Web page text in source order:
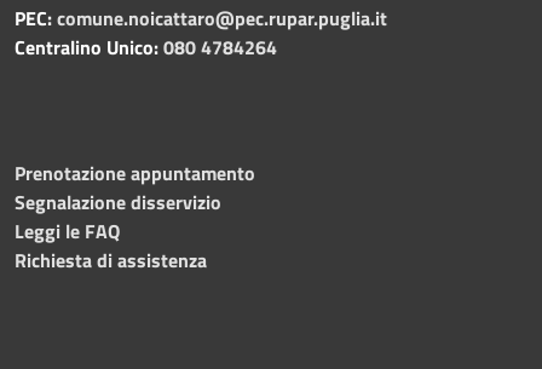
PEC:comune.noicattaro@pec.rupar.puglia.it
Centralino Unico:080 4784264
Prenotazione appuntamento
Segnalazione disservizio
Leggi le FAQ
Richiesta di assistenza